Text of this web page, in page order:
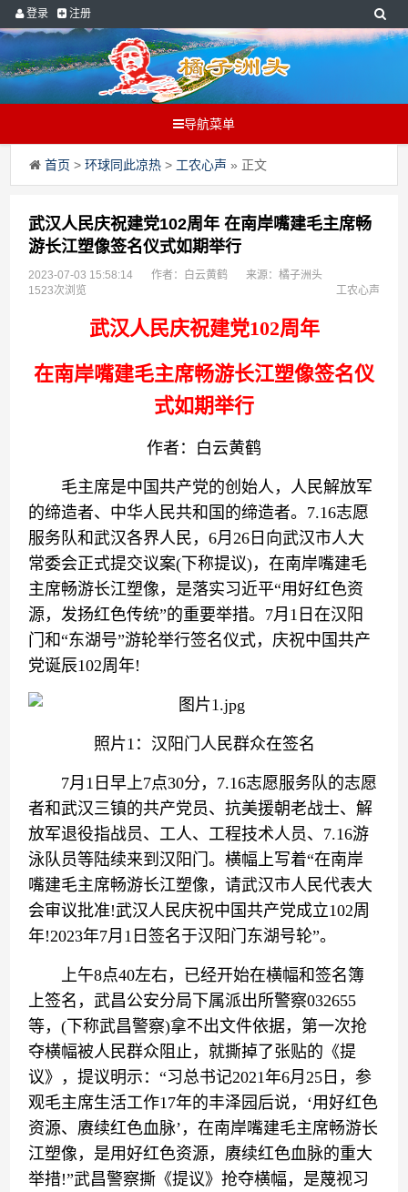
登录 注册
导航菜单
首页 >环球同此凉热 > 工农心声 » 正文
武汉人民庆祝建党102周年 在南岸嘴建毛主席畅
游长江塑像签名仪式如期举行
2023-07-03 15:58:14 作者：白云黄鹤
来源：橘子洲头
1523次浏览
工农心声
武汉人民庆祝建党102周年
在南岸嘴建毛主席畅游长江塑像签名仪
式如期举行
作者：白云黄鹤
毛主席是中国共产党的创始人，人民解放军
的缔造者、中华人民共和国的缔造者。7.16志愿
服务队和武汉各界人民，6月26日向武汉市人大
常委会正式提交议案(下称提议)，在南岸嘴建毛
主席畅游长江塑像，是落实习近平“用好红色资
源，发扬红色传统”的重要举措。7月1日在汉阳
门和“东湖号”游轮举行签名仪式，庆祝中国共产
党诞辰102周年!
照片1：汉阳门人民群众在签名
7月1日早上7点30分，7.16志愿服务队的志愿
者和武汉三镇的共产党员、抗美援朝老战士、解
放军退役指战员、工人、工程技术人员、7.16游
泳队员等陆续来到汉阳门。横幅上写着“在南岸
嘴建毛主席畅游长江塑像，请武汉市人民代表大
会审议批准!武汉人民庆祝中国共产党成立102周
年!2023年7月1日签名于汉阳门东湖号轮”。
上午8点40左右，已经开始在横幅和签名簿
上签名，武昌公安分局下属派出所警察032655
等，(下称武昌警察)拿不出文件依据，第一次抢
夺横幅被人民群众阻止，就撕掉了张贴的《提
议》，提议明示：“习总书记2021年6月25日，参
观毛主席生活工作17年的丰泽园后说，‘用好红色
资源、赓续红色血脉’，在南岸嘴建毛主席畅游长
江塑像，是用好红色资源，赓续红色血脉的重大
举措!”武昌警察撕《提议》抢夺横幅，是蔑视习